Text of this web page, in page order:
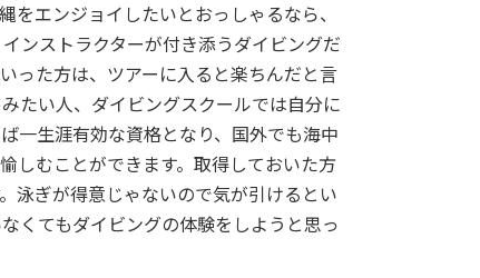
エンジョイしたいとおっしゃるなら、
ンストラクターが付き添うダイビングだ
った方は、ツアーに入ると楽ちんだと言
たい人、ダイビングスクールでは自分に
一生涯有効な資格となり、国外でも海中
しむことができます。取得しておいた方
泳ぎが得意じゃないので気が引けるとい
くてもダイビングの体験をしようと思っ